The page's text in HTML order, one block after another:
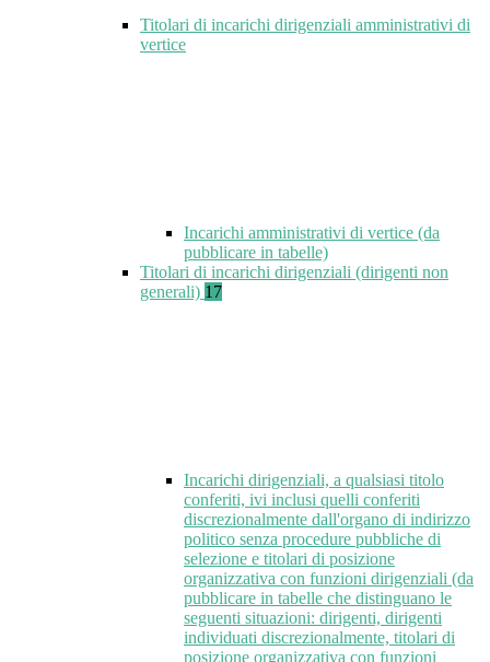
Titolari di incarichi dirigenziali amministrativi di
vertice
Incarichi amministrativi di vertice (da
pubblicare in tabelle)
Titolari di incarichi dirigenziali (dirigenti non
generali) 17
Incarichi dirigenziali, a qualsiasi titolo
conferiti, ivi inclusi quelli conferiti
discrezionalmente dall'organo di indirizzo
politico senza procedure pubbliche di
selezione e titolari di posizione
organizzativa con funzioni dirigenziali (da
pubblicare in tabelle che distinguano le
seguenti situazioni: dirigenti, dirigenti
individuati discrezionalmente, titolari di
posizione organizzativa con funzioni